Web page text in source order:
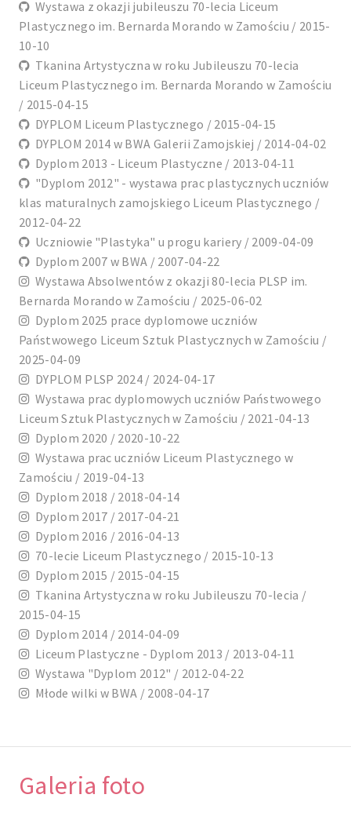
Wystawa z okazji jubileuszu 70-lecia Liceum
Plastycznego im. Bernarda Morando w Zamościu / 2015-
10-10
Tkanina Artystyczna w roku Jubileuszu 70-lecia
Liceum Plastycznego im. Bernarda Morando w Zamościu
/ 2015-04-15
DYPLOM Liceum Plastycznego / 2015-04-15
DYPLOM 2014 w BWA Galerii Zamojskiej / 2014-04-02
Dyplom 2013 - Liceum Plastyczne / 2013-04-11
"Dyplom 2012" - wystawa prac plastycznych uczniów
klas maturalnych zamojskiego Liceum Plastycznego /
2012-04-22
Uczniowie "Plastyka" u progu kariery / 2009-04-09
Dyplom 2007 w BWA / 2007-04-22
Wystawa Absolwentów z okazji 80-lecia PLSP im.
Bernarda Morando w Zamościu / 2025-06-02
Dyplom 2025 prace dyplomowe uczniów
Państwowego Liceum Sztuk Plastycznych w Zamościu /
2025-04-09
DYPLOM PLSP 2024 / 2024-04-17
Wystawa prac dyplomowych uczniów Państwowego
Liceum Sztuk Plastycznych w Zamościu / 2021-04-13
Dyplom 2020 / 2020-10-22
Wystawa prac uczniów Liceum Plastycznego w
Zamościu / 2019-04-13
Dyplom 2018 / 2018-04-14
Dyplom 2017 / 2017-04-21
Dyplom 2016 / 2016-04-13
70-lecie Liceum Plastycznego / 2015-10-13
Dyplom 2015 / 2015-04-15
Tkanina Artystyczna w roku Jubileuszu 70-lecia /
2015-04-15
Dyplom 2014 / 2014-04-09
Liceum Plastyczne - Dyplom 2013 / 2013-04-11
Wystawa "Dyplom 2012" / 2012-04-22
Młode wilki w BWA / 2008-04-17
Galeria foto